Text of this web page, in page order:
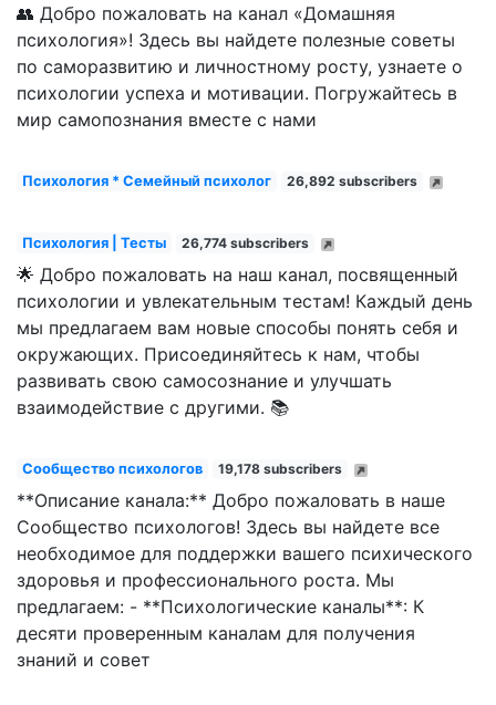
👥 Добро пожаловать на канал «Домашняя
психология»! Здесь вы найдете полезные советы
по саморазвитию и личностному росту, узнаете о
психологии успеха и мотивации. Погружайтесь в
мир самопознания вместе с нами
Психология * Семейный психолог 26,892 subscribers
Психология | Тесты 26,774 subscribers
🌟 Добро пожаловать на наш канал, посвященный
психологии и увлекательным тестам! Каждый день
мы предлагаем вам новые способы понять себя и
окружающих. Присоединяйтесь к нам, чтобы
развивать свою самосознание и улучшать
взаимодействие с другими. 📚
Сообщество психологов 19,178 subscribers
**Описание канала:** Добро пожаловать в наше
Сообщество психологов! Здесь вы найдете все
необходимое для поддержки вашего психического
здоровья и профессионального роста. Мы
предлагаем: - **Психологические каналы**: К
десяти проверенным каналам для получения
знаний и совет